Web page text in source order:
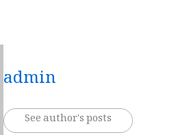
admin
See author's posts